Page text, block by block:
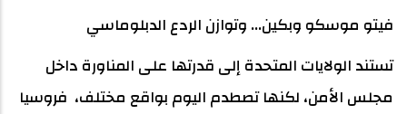
فيتو موسكو وبكين... وتوازن الردع الدبلوماسي
تستند الولايات المتحدة إلى قدرتها على المناورة داخل
مجلس الأمن، لكنها تصطدم اليوم بواقع مختلف، فروسيا